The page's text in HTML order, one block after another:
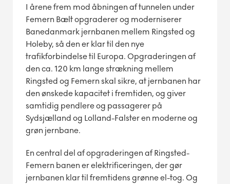
I årene frem mod åbningen af tunnelen under
Femern Bælt opgraderer og moderniserer
Banedanmark jernbanen mellem Ringsted og
Holeby, så den er klar til den nye
trafikforbindelse til Europa. Opgraderingen af
den ca. 120 km lange strækning mellem
Ringsted og Femern skal sikre, at jernbanen har
den ønskede kapacitet i fremtiden, og giver
samtidig pendlere og passagerer på
Sydsjælland og Lolland-Falster en moderne og
grøn jernbane.
En central del af opgraderingen af Ringsted-
Femern banen er elektrificeringen, der gør
jernbanen klar til fremtidens grønne el-tog. Og